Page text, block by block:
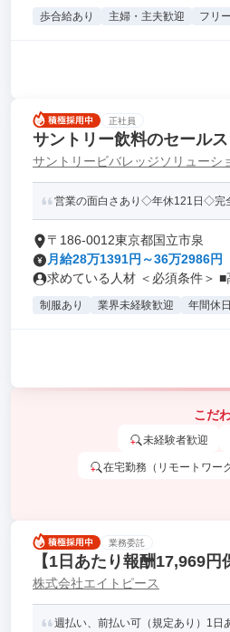
歩合給あり 主婦・主夫歓迎 フリ
正社員
サントリー飲料のセール
サントリービバレッジソリューシ
営業の面白さあり◇年休121日◇完
〒186-0012東京都国立市泉
月給28万1391円～36万2986円
求めている人材 ＜必須条件＞ ■
制服あり 業界未経験歓迎 年間休
こだ
未経験者歓迎
在宅勤務（リモートワー
業務委託
【1日あたり報酬17,969
株式会社エイトピース
週払い、前払い可（規定あり）1日